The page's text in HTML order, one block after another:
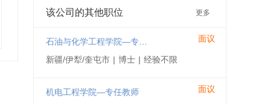
该公司的其他职位 更多
面议
新疆/伊犁/奎屯市 | 博士 | 经验不限
机电工程学院—专任教师 面议